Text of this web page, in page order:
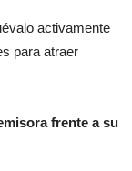
activamente
para atraer
frente a su